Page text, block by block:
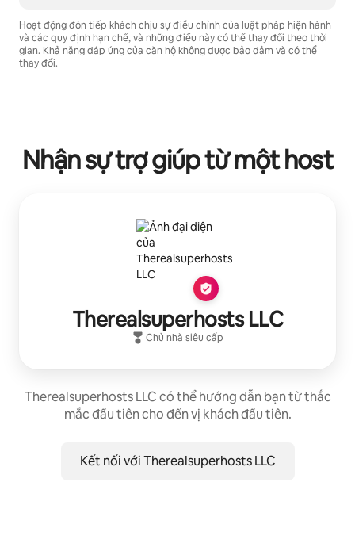
Hoạt động đón tiếp khách chịu sự điều chỉnh của luật pháp hiện hành
và các quy định hạn chế, và những điều này có thể thay đổi theo thời
gian. Khả năng đáp ứng của căn hộ không được bảo đảm và có thể
thay đổi.
Nhận sự trợ giúp từ một host
Therealsuperhosts LLC
Chủ nhà siêu cấp
Therealsuperhosts LLC có thể hướng dẫn bạn từ thắc
mắc đầu tiên cho đến vị khách đầu tiên.
Kết nối với Therealsuperhosts LLC